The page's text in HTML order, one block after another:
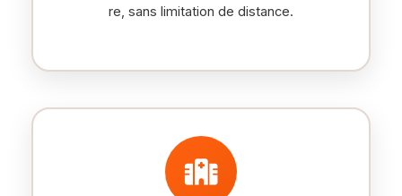
re, sans limitation de distance.